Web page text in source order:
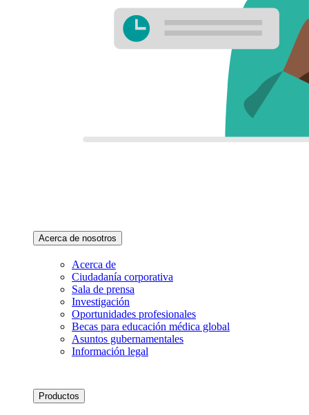
Acerca de nosotros
Acerca de
Ciudadanía corporativa
Sala de prensa
Investigación
Oportunidades profesionales
Becas para educación médica global
Asuntos gubernamentales
Información legal
Productos